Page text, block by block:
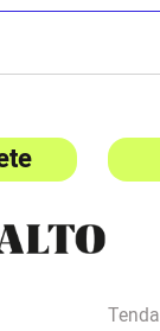
Tenda